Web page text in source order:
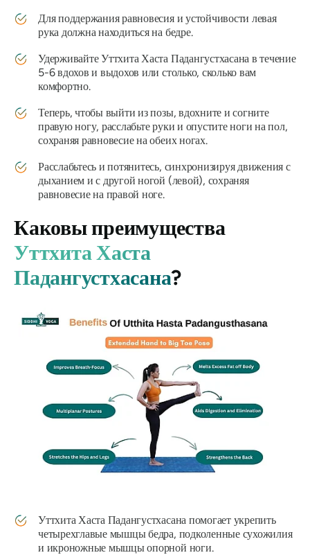
Для поддержания равновесия и устойчивости левая
рука должна находиться на бедре.
УдерживайтеУттхита Хаста Падангустхасана в течение
5-6 вдохов и выдохов или столько, сколько вам
комфортно.
Теперь, чтобы выйти из позы, вдохните и согните
правую ногу, расслабьте руки и опустите ноги на пол,
сохраняя равновесие на обеих ногах.
Расслабьтесь и потянитесь, синхронизируя движения с
дыханием и с другой ногой (левой), сохраняя
равновесие на правой ноге.
Каковы преимущества
Уттхита Хаста
Падангустхасана?
Уттхита Хаста Падангустхасана помогает укрепить
четырехглавые мышцы бедра, подколенные сухожилия
и икроножные мышцы опорной ноги.